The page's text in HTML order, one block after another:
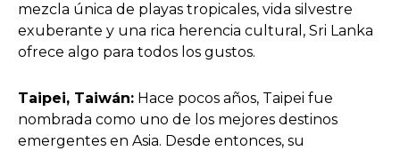
mezcla única de playas tropicales, vida silvestre
exuberante y una rica herencia cultural, Sri Lanka
ofrece algo para todos los gustos.
Taipei, Taiwán: Hace pocos años, Taipei fue
nombrada como uno de los mejores destinos
emergentes en Asia. Desde entonces, su